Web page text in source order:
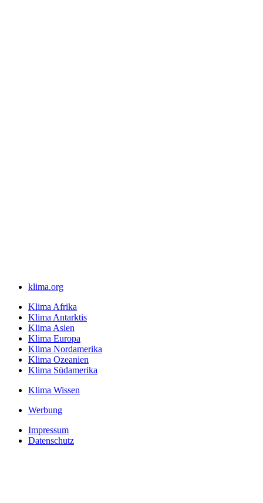
klima.org
Klima Afrika
Klima Antarktis
Klima Asien
Klima Europa
Klima Nordamerika
Klima Ozeanien
Klima Südamerika
Klima Wissen
Werbung
Impressum
Datenschutz